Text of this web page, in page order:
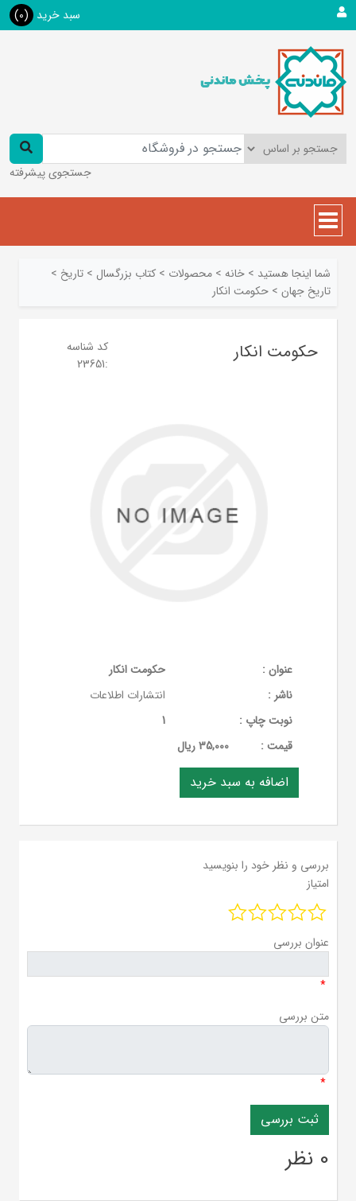
سبد خرید (0)
جستجوی پیشرفته
شما اینجا هستید > خانه > محصولات > کتاب بزرگسال > تاريخ >
تاريخ جهان > حکومت انکار
حکومت انکار
کد شناسه
:
23651
عنوان :
حکومت انکار
ناشر :
انتشارات اطلاعات
نوبت چاپ :
1
قيمت :
35,000 ریال
بررسی و نظر خود را بنویسید
امتیاز
عنوان بررسی
*
متن بررسی
*
0 نظر